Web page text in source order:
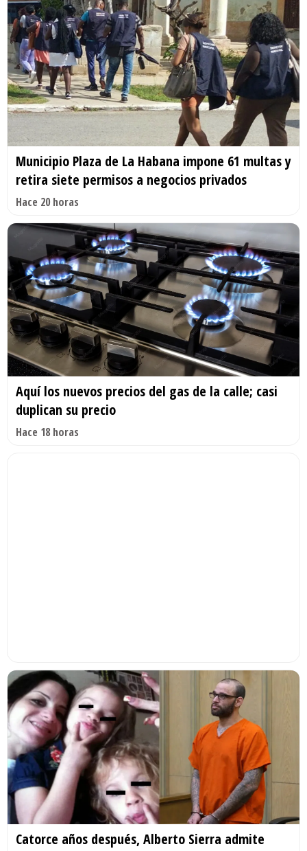
Municipio Plaza de La Habana impone 61 multas y
retira siete permisos a negocios privados
Hace 20 horas
Aquí los nuevos precios del gas de la calle; casi
duplican su precio
Hace 18 horas
Catorce años después, Alberto Sierra admite